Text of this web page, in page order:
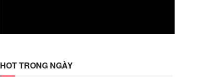
HOT TRONG NGÀY